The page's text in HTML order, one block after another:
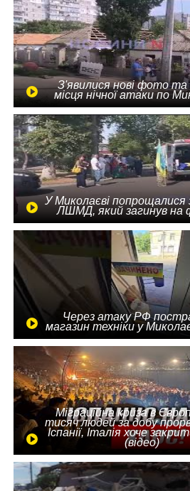
З'явилися нові фото та
місця нічної атаки по
У Миколаєві попрощалися
ЛШМД, який загинув на
Через атаку РФ
магазин техніки у
Міграційна криза в
тисяч людей за добу
Іспанії, Італія хоче
(відео)